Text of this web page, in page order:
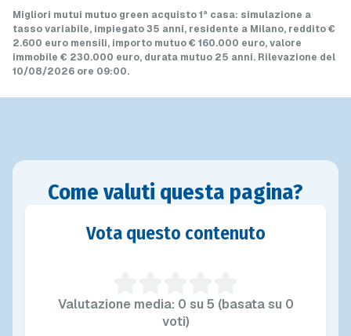
Migliori mutui mutuo green acquisto 1ª casa: simulazione a
tasso variabile, impiegato 35 anni, residente a Milano, reddito €
2.600 euro mensili, importo mutuo€ 160.000 euro, valore
immobile € 230.000 euro, durata mutuo 25 anni. Rilevazione del
10/08/2026 ore 09:00.
Come valuti questa pagina?
Vota questo contenuto
Valutazione media: 0 su 5 (basata su 0
voti)